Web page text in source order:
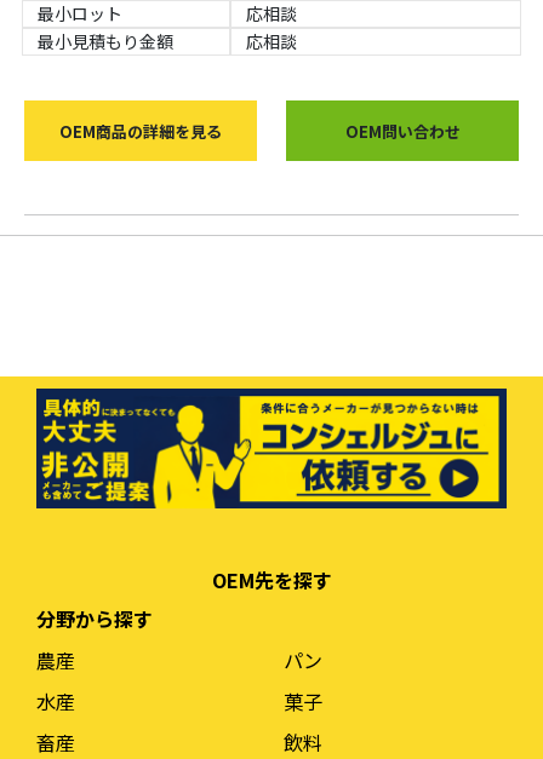
最小ロット
応相談
最小見積もり金額
応相談
OEM商品の詳細を見る OEM問い合わせ
OEM先を探す
分野から探す
農産
水産
畜産
パン
菓子
飲料